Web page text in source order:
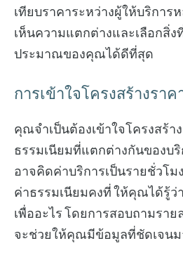
เทียบราคาระหว่างผู้ให้บริกา
เห็นความแตกต่างและเลือกสิ่ง
ประมาณของคุณได้ดีที่สุด
การเข้าใจโครงสร้างราค
คุณจำเป็นต้องเข้าใจโครงสร้า
ธรรมเนียมที่แตกต่างกันของบ
อาจคิดค่าบริการเป็นรายชั่วโ
ค่าธรรมเนียมคงที่ ให้คุณได้รู้
เพื่ออะไร โดยการสอบถามรา
จะช่วยให้คุณมีข้อมูลที่ชัดเจน